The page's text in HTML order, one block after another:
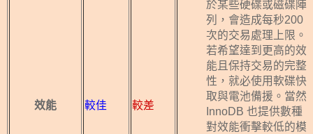
效能 較佳 較差
於某些硬碟或磁碟陣
列，會造成每秒200
次的交易處理上限。
若希望達到更高的效
能且保持交易的完整
性，就必使用軟碟快
取與電池備援。當然
InnoDB 也提供數種
對效能衝擊較低的模